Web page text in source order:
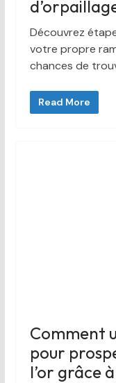
Découvrez
votre propre
chances de
Read More
Comment
pour
l’or grâce